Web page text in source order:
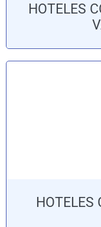
HOTELES
HOTELES